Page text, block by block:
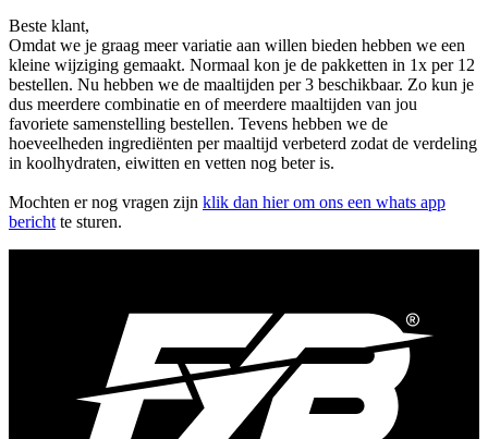
Beste klant,
Omdat we je graag meer variatie aan willen bieden hebben we een
kleine wijziging gemaakt. Normaal kon je de pakketten in 1x per 12
bestellen. Nu hebben we de maaltijden per 3 beschikbaar. Zo kun je
dus meerdere combinatie en of meerdere maaltijden van jou
favoriete samenstelling bestellen. Tevens hebben we de
hoeveelheden ingrediënten per maaltijd verbeterd zodat de verdeling
in koolhydraten, eiwitten en vetten nog beter is.
Mochten er nog vragen zijn klik dan hier om ons een whats app
bericht te sturen.